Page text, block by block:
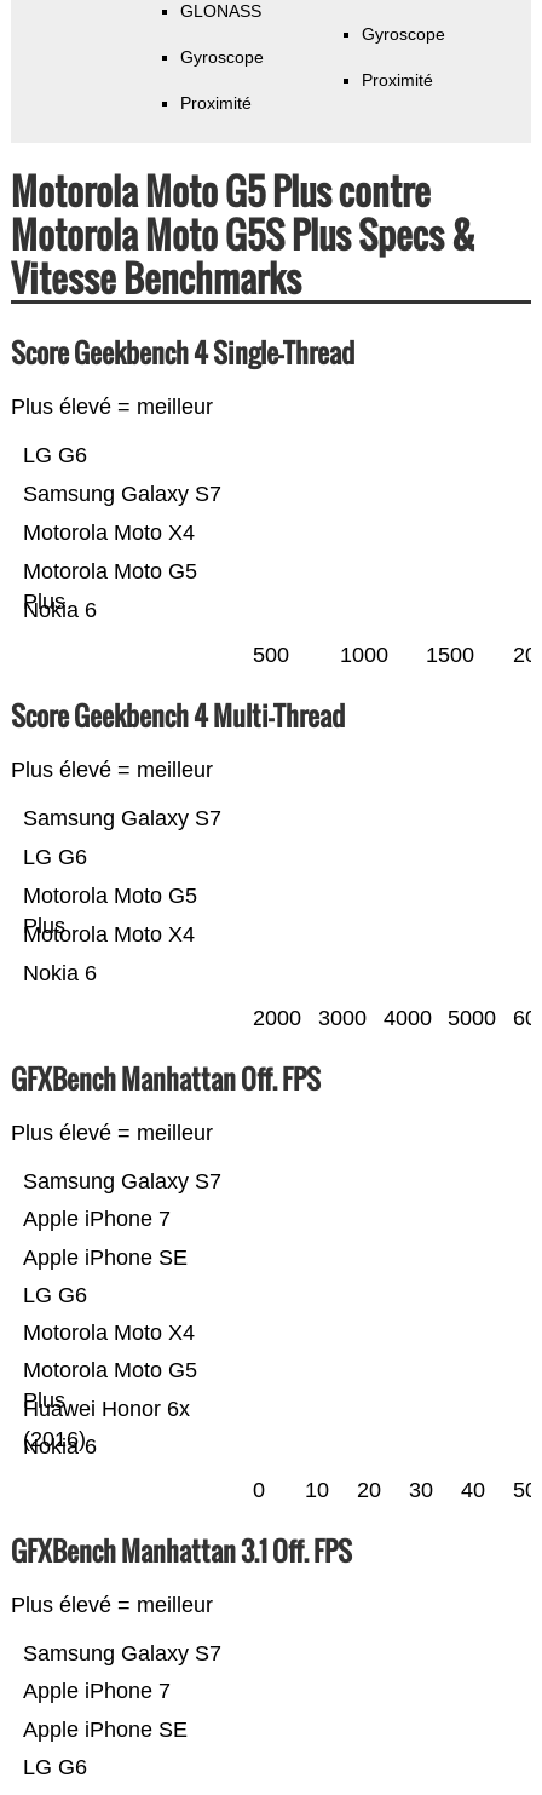
GLONASS
Gyroscope
Proximité
Gyroscope
Proximité
Motorola Moto G5 Plus contre
Motorola Moto G5S Plus Specs &
Vitesse Benchmarks
Score Geekbench 4 Single-Thread
Plus élevé = meilleur
Nokia 6
Motorola Moto G5
Plus
Motorola Moto X4
Samsung Galaxy S7
LG G6
500 1000 1500
Score Geekbench 4 Multi-Thread
Plus élevé = meilleur
Nokia 6
Motorola Moto X4
Motorola Moto G5
Plus
LG G6
Samsung Galaxy S7
2000 3000 4000 5000
GFXBench Manhattan Off. FPS
Plus élevé = meilleur
Nokia 6
Huawei Honor 6x
(2016)
Motorola Moto G5
Plus
Motorola Moto X4
LG G6
Apple iPhone SE
Apple iPhone 7
Samsung Galaxy S7
0 10 20 30 40 50
GFXBench Manhattan 3.1 Off. FPS
Plus élevé = meilleur
LG G6
Apple iPhone SE
Apple iPhone 7
Samsung Galaxy S7